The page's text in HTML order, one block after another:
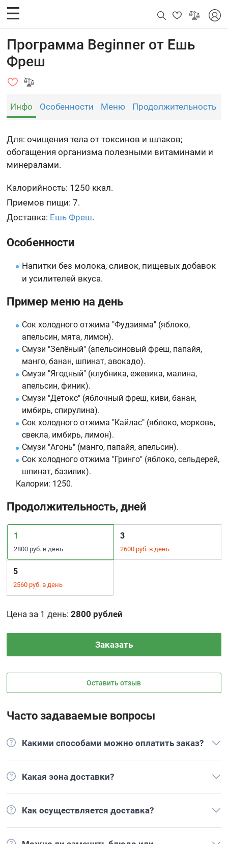
Программа Beginner от Ешь
Фреш
Инфо Особенности Меню Продолжительность
Для: очищения тела от токсинов и шлаков;
обогащения организма полезными витаминами и
минералами.
Калорийность: 1250 ккал.
Приемов пищи: 7.
Доставка: Ешь Фреш.
Особенности
Напитки без молока, сливок, пищевых добавок
и усилителей вкуса.
Пример меню на день
Сок холодного отжима "Фудзияма" (яблоко,
апельсин, мята, лимон).
Смузи "Зелёный" (апельсиновый фреш, папайя,
манго, банан, шпинат, авокадо).
Смузи "Ягодный" (клубника, ежевика, малина,
апельсин, финик).
Смузи "Детокс" (яблочный фреш, киви, банан,
имбирь, спирулина).
Сок холодного отжима "Кайлас" (яблоко, морковь,
свекла, имбирь, лимон).
Смузи "Агонь" (манго, папайя, апельсин).
Сок холодного отжима "Гринго" (яблоко, сельдерей,
шпинат, базилик).
Калории: 1250.
Продолжительность, дней
1
2800 руб. в день
3
2600 руб. в день
5
2560 руб. в день
Цена за 1 день:2800 рублей
Заказать
Оставить отзыв
Часто задаваемые вопросы
Какими способами можно оплатить заказ?
Какая зона доставки?
Как осуществляется доставка?